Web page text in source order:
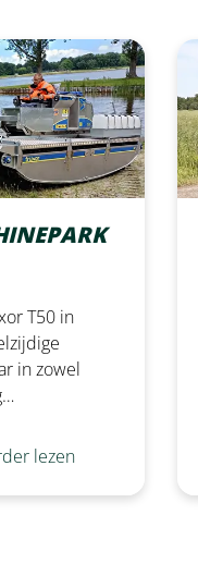
T50 in
in zowel
lezen